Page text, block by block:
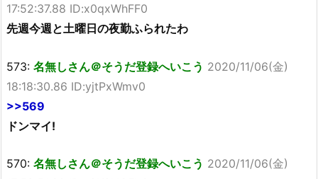
17:52:37.88 ID:x0qxWhFF0
先週今週と土曜日の夜勤ふられたわ
573: 名無しさん＠そうだ登録へいこう 2020/11/06(金)
18:18:30.86 ID:yjtPxWmv0
>>569
ドンマイ!
570: 名無しさん＠そうだ登録へいこう 2020/11/06(金)